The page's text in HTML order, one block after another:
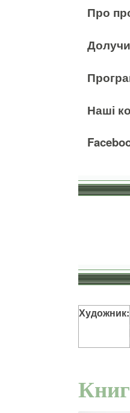
Про
Наші
Художник: